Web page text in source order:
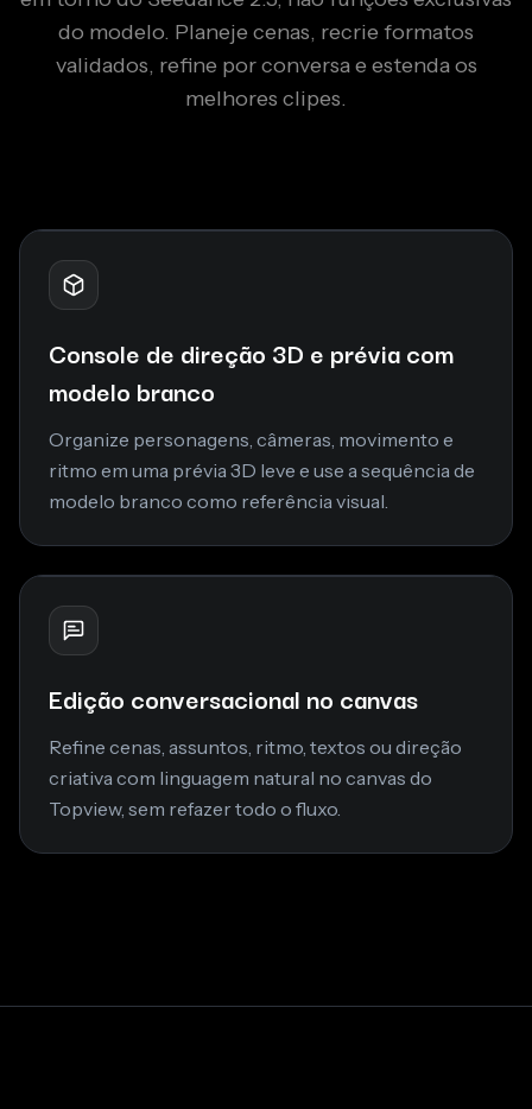
do modelo. Planeje cenas, recrie formatos
validados, refine por conversa e estenda os
melhores clipes.
Console de direção 3D e prévia com
modelo branco
Organize personagens, câmeras, movimento e
ritmo em uma prévia 3D leve e use a sequência de
modelo branco como referência visual.
Edição conversacional no canvas
Refine cenas, assuntos, ritmo, textos ou direção
criativa com linguagem natural no canvas do
Topview, sem refazer todo o fluxo.